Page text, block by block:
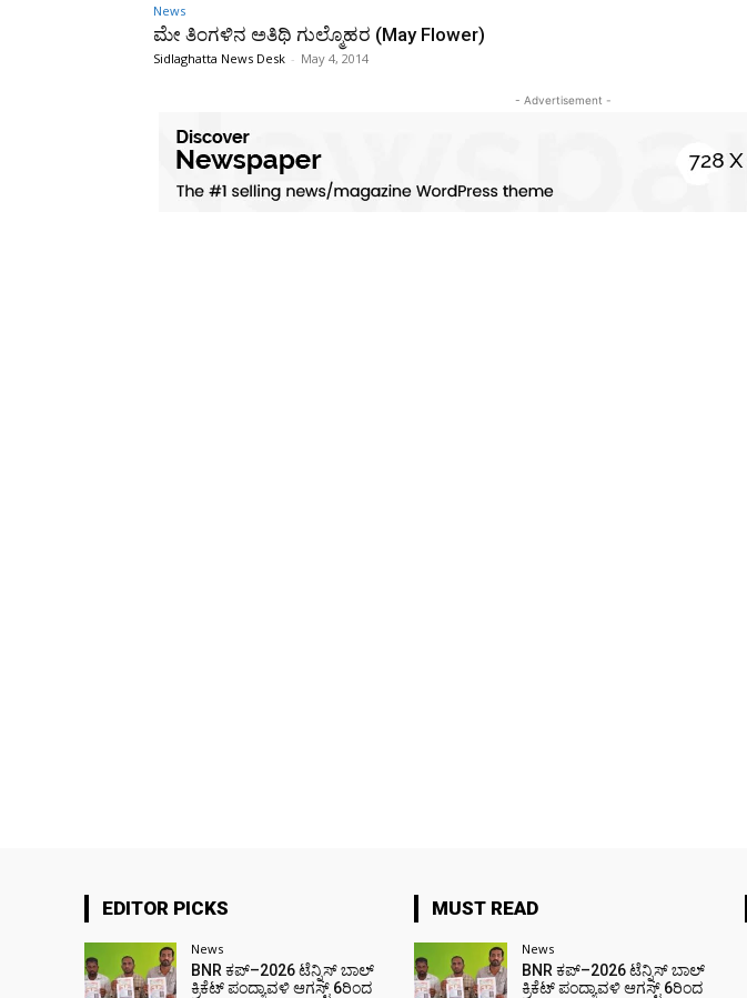
News
ಮೇ ತಿಂಗಳಿನ ಅತಿಥಿ ಗುಲ್ಮೊಹರ (May Flower)
Sidlaghatta News Desk - May 4, 2014
- Advertisement -
EDITOR PICKS
News
BNR ಕಪ್–2026 ಟೆನ್ನಿಸ್ ಬಾಲ್
ಕ್ರಿಕೆಟ್ ಪಂದ್ಯಾವಳಿ ಆಗಸ್ಟ್ 6ರಿಂದ
MUST READ
News
BNR ಕಪ್–2026 ಟೆನ್ನಿಸ್ ಬಾಲ್
ಕ್ರಿಕೆಟ್ ಪಂದ್ಯಾವಳಿ ಆಗಸ್ಟ್ 6ರಿಂದ